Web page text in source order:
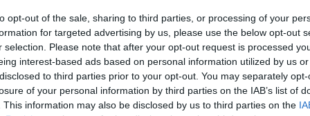
opt-out of the sale, sharing to third parties, or processing of your
for targeted advertising by us, please use the below opt-out
selection. Please note that after your opt-out request is processed
interest-based ads based on personal information utilized by us
to third parties prior to your opt-out. You may separately
of your personal information by third parties on the IAB’s list of
This information may also be disclosed by us to third parties on the
Segnali, dunque. Segnali che
in coincidenza delle pressioni che
Ma si tratta di un rapporto,
Chigi e il Vaticano, che è sempre
un camminare assieme. Diventato tale
sul decreto legge per Eluana, una
Berlusconi ha deciso di andare a